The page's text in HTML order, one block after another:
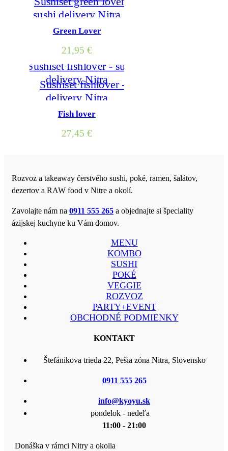
Green Lover
21,95 €
Fish lover
27,45 €
Rozvoz a takeaway čerstvého sushi, poké, ramen, šalátov,
dezertov a RAW food v Nitre a okolí.
Zavolajte nám na 0911 555 265 a objednajte si špeciality
ázijskej kuchyne ku Vám domov.
MENU
KOMBO
SUSHI
POKÉ
VEGGIE
ROZVOZ
PARTY+EVENT
OBCHODNÉ PODMIENKY
KONTAKT
Štefánikova trieda 22, Pešia zóna Nitra, Slovensko
0911 555 265
info@kyoyu.sk
pondelok - nedeľa
11:00 - 21:00
Donáška v rámci Nitry a okolia